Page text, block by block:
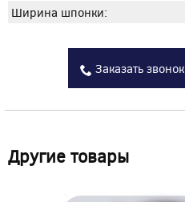
Ширина шпонки:
Заказать звонок
Другие товары